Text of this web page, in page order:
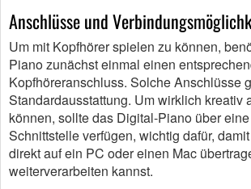
Anschlüsse und
Um mit Kopfhörer spielen zu können,
Piano zunächst einmal einen
Kopfhöreranschluss. Solche Anschlüsse
Standardausstattung. Um wirklich kreativ
können, sollte das Digital-Piano über
Schnittstelle verfügen, wichtig dafür,
direkt auf ein PC oder einen Mac
weiterverarbeiten kannst.